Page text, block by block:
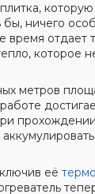
ничего
время
которое
метров
её